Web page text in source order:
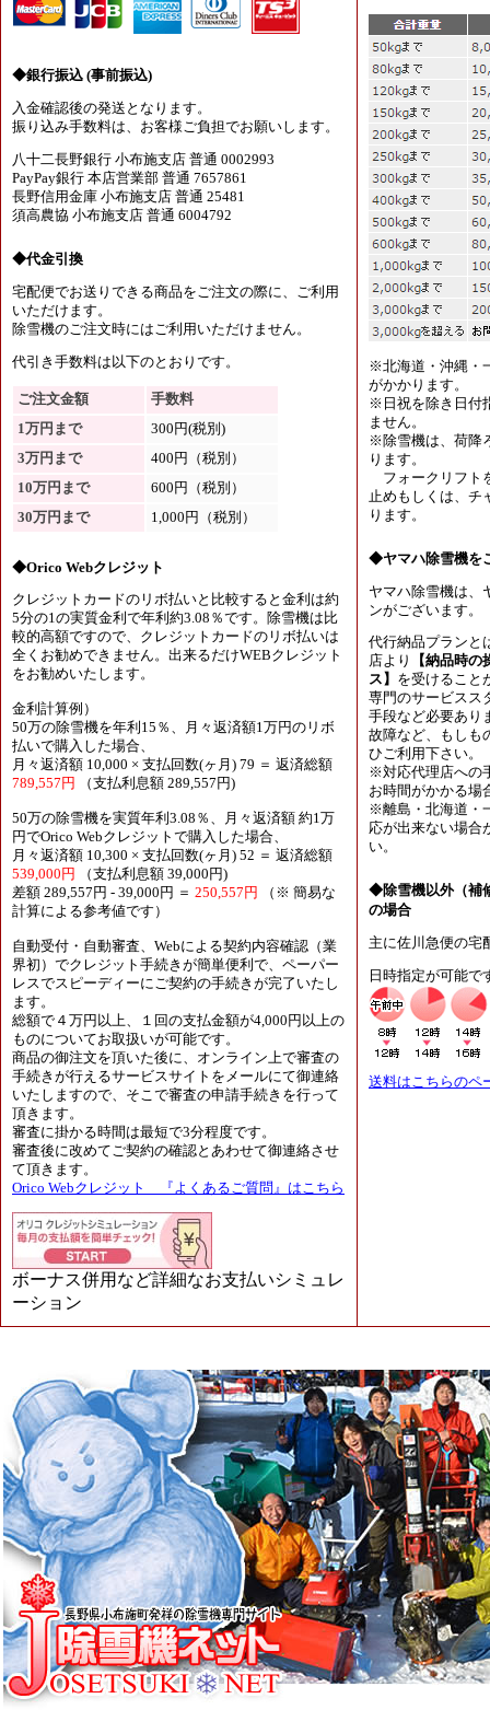
◆銀行振込 (事前振込)
入金確認後の発送となります。
振り込み手数料は、お客様ご負担でお願いします。
八十二長野銀行 小布施支店 普通 0002993
PayPay銀行 本店営業部 普通 7657861
長野信用金庫 小布施支店 普通 25481
須高農協 小布施支店 普通 6004792
◆代金引換
宅配便でお送りできる商品をご注文の際に、ご利用
いただけます。
除雪機のご注文時にはご利用いただけません。
代引き手数料は以下のとおりです。
ご注文金額
手数料
1万円まで
300円(税別)
3万円まで
400円（税別）
10万円まで
600円（税別）
30万円まで
1,000円（税別）
◆Orico Webクレジット
クレジットカードのリボ払いと比較すると金利は約
5分の1の実質金利で年利約3.08％です。除雪機は比
較的高額ですので、クレジットカードのリボ払いは
全くお勧めできません。出来るだけWEBクレジット
をお勧めいたします。
金利計算例）
50万の除雪機を年利15％、月々返済額1万円のリボ
払いで購入した場合、
月々返済額 10,000 × 支払回数(ヶ月) 79 ＝ 返済総額
789,557円
（支払利息額 289,557円)
50万の除雪機を実質年利3.08％、月々返済額 約1万
円でOrico Webクレジットで購入した場合、
月々返済額 10,300 × 支払回数(ヶ月) 52 ＝ 返済総額
539,000円
（支払利息額 39,000円)
差額 289,557円 - 39,000円 ＝ 250,557円
（※ 簡易な
計算による参考値です）
自動受付・自動審査、Webによる契約内容確認（業
界初）でクレジット手続きが簡単便利で、ペーパー
レスでスピーディーにご契約の手続きが完了いたし
ます。
総額で４万円以上、１回の支払金額が4,000円以上の
ものについてお取扱いが可能です。
商品の御注文を頂いた後に、オンライン上で審査の
手続きが行えるサービスサイトをメールにて御連絡
いたしますので、そこで審査の申請手続きを行って
頂きます。
審査に掛かる時間は最短で3分程度です。
審査後に改めてご契約の確認とあわせて御連絡させ
て頂きます。
Orico Webクレジット 『よくあるご質問』はこちら
ボーナス併用など詳細なお支払いシミュレ
ーション
※北海道・沖縄・
がかかります。
※日祝を除き日付
ません。
※除雪機は、荷降
ります。
フォークリフト
止めもしくは、チ
ります。
◆ヤマハ除雪機を
ヤマハ除雪機は、
ンがございます。
代行納品プランと
店より
【納品時
ス】 を受けること
専門のサービスス
手段など必要あり
故障など、もしも
ひご利用下さい。
※対応代理店への
お時間がかかる場
※離島・北海道・
応が出来ない場合
い。
◆除雪機以外（補
の場合
主に佐川急便の宅
日時指定が可能で
送料はこちらのペ